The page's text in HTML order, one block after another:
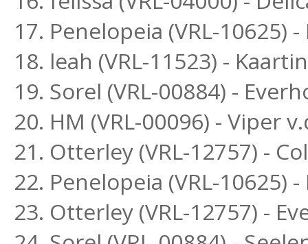
17. Penelopeia (VRL-10625)
18. leah (VRL-11523) -
19. Sorel (VRL-00884) -
20. HM (VRL-00096) - Viper
21. Otterley (VRL-12757) -
22. Penelopeia (VRL-10625)
23. Otterley (VRL-12757) -